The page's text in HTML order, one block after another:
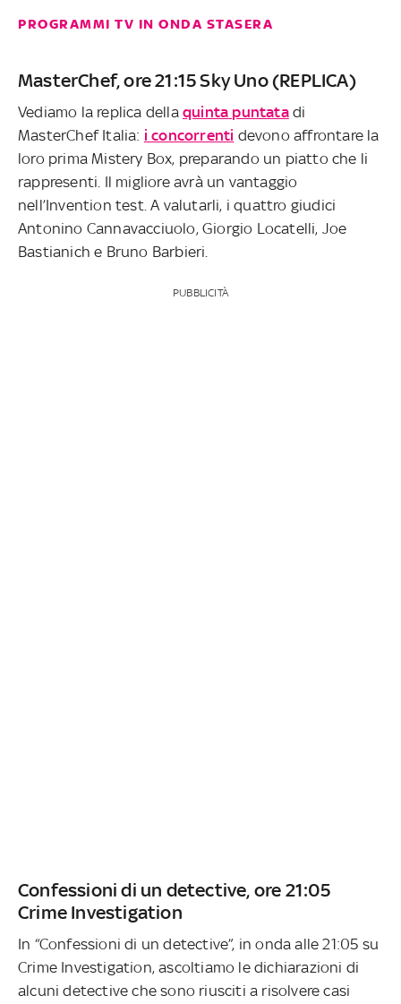
PROGRAMMI TV IN ONDA STASERA
MasterChef, ore 21:15 Sky Uno (REPLICA)
Vediamo la replica della quinta puntatadi
MasterChef Italia: i concorrenti devono affrontare la
loro prima Mistery Box, preparando un piatto che li
rappresenti. Il migliore avrà un vantaggio
nell’Invention test. A valutarli, i quattro giudici
Antonino Cannavacciuolo, Giorgio Locatelli, Joe
Bastianich e Bruno Barbieri.
PUBBLICITÀ
Confessioni di un detective, ore 21:05
Crime Investigation
In “Confessioni di un detective”, in onda alle 21:05 su
Crime Investigation, ascoltiamo le dichiarazioni di
alcuni detective che sono riusciti a risolvere casi